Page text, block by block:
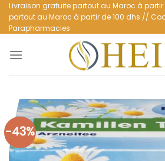
Passer
au
contenu
Livraison gratuite partout au Maroc à
partout au Maroc à partir de 100 dhs //
Parapharmacies
-43%